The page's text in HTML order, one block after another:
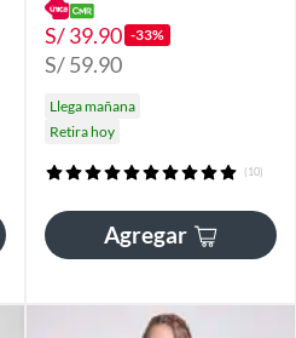
S/ 39.90 -33%
S/ 59.90
Llega mañana
Retira hoy
(10)
Agregar